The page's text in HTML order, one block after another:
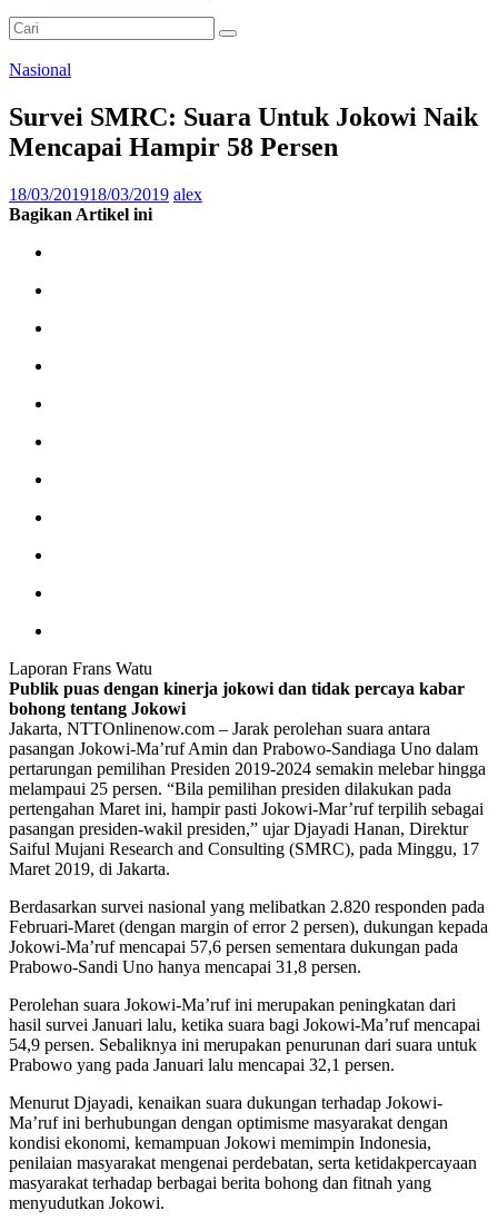
e
d
i
O
n
l
n
e
P
Nasional
Survei SMRC: Suara Untuk Jokowi Naik
Mencapai Hampir 58 Persen
18/03/201918/03/2019 alex
Bagikan Artikel ini
Laporan Frans Watu
Publik puas dengan kinerja jokowi dan tidak percaya kabar
bohong tentang Jokowi
Jakarta, NTTOnlinenow.com – Jarak perolehan suara antara
pasangan Jokowi-Ma’ruf Amin dan Prabowo-Sandiaga Uno dalam
pertarungan pemilihan Presiden 2019-2024 semakin melebar hingga
melampaui 25 persen. “Bila pemilihan presiden dilakukan pada
pertengahan Maret ini, hampir pasti Jokowi-Mar’ruf terpilih sebagai
pasangan presiden-wakil presiden,” ujar Djayadi Hanan, Direktur
Saiful Mujani Research and Consulting (SMRC), pada Minggu, 17
Maret 2019, di Jakarta.
Berdasarkan survei nasional yang melibatkan 2.820 responden pada
Februari-Maret (dengan margin of error 2 persen), dukungan kepada
Jokowi-Ma’ruf mencapai 57,6 persen sementara dukungan pada
Prabowo-Sandi Uno hanya mencapai 31,8 persen.
Perolehan suara Jokowi-Ma’ruf ini merupakan peningkatan dari
hasil survei Januari lalu, ketika suara bagi Jokowi-Ma’ruf mencapai
54,9 persen. Sebaliknya ini merupakan penurunan dari suara untuk
Prabowo yang pada Januari lalu mencapai 32,1 persen.
Menurut Djayadi, kenaikan suara dukungan terhadap Jokowi-
Ma’ruf ini berhubungan dengan optimisme masyarakat dengan
kondisi ekonomi, kemampuan Jokowi memimpin Indonesia,
penilaian masyarakat mengenai perdebatan, serta ketidakpercayaan
masyarakat terhadap berbagai berita bohong dan fitnah yang
menyudutkan Jokowi.